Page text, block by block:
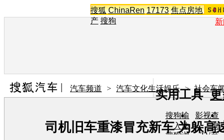
搜狐 ChinaRen 17173 焦点房地
产 搜狗
实用工具
搜狗输
入法
影视查
询
搜狗浏
TV节
汽车频道 > 汽车文化生活娱乐 > 社会车
司机旧车重漆冒充新车 为躲高